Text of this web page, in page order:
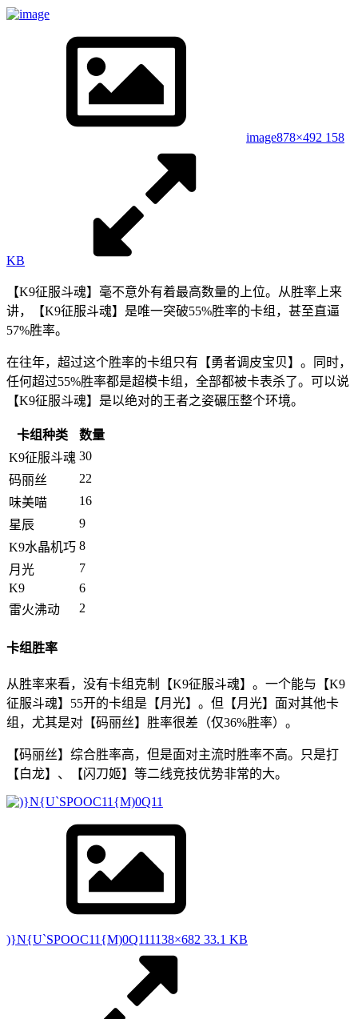
image878×492 158
KB
【K9征服斗魂】毫不意外有着最高数量的上位。从胜率上来
讲，【K9征服斗魂】是唯一突破55%胜率的卡组，甚至直逼
57%胜率。
在往年，超过这个胜率的卡组只有【勇者调皮宝贝】。同时，
任何超过55%胜率都是超模卡组，全部都被卡表杀了。可以说
【K9征服斗魂】是以绝对的王者之姿碾压整个环境。
卡组种类
数量
K9征服斗魂 30
码丽丝
22
味美喵
16
星辰
9
K9水晶机巧 8
月光
7
K9
6
雷火沸动
2
卡组胜率
从胜率来看，没有卡组克制【K9征服斗魂】。一个能与【K9
征服斗魂】55开的卡组是【月光】。但【月光】面对其他卡
组，尤其是对【码丽丝】胜率很差（仅36%胜率）。
【码丽丝】综合胜率高，但是面对主流时胜率不高。只是打
【白龙】、【闪刀姬】等二线竞技优势非常的大。
)}N{U`SPOOC11{M)0Q111138×682 33.1 KB